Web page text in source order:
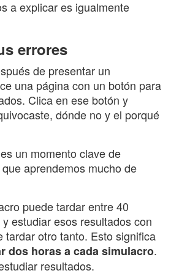
a explicar es igualmente
errores
de presentar un
una página con un botón para
Clica en ese botón y
dónde no y el porqué
un momento clave de
aprendemos mucho de
puede tardar entre 40
estudiar esos resultados con
tardar otro tanto. Esto significa
dos horas a cada simulacro.
resultados.